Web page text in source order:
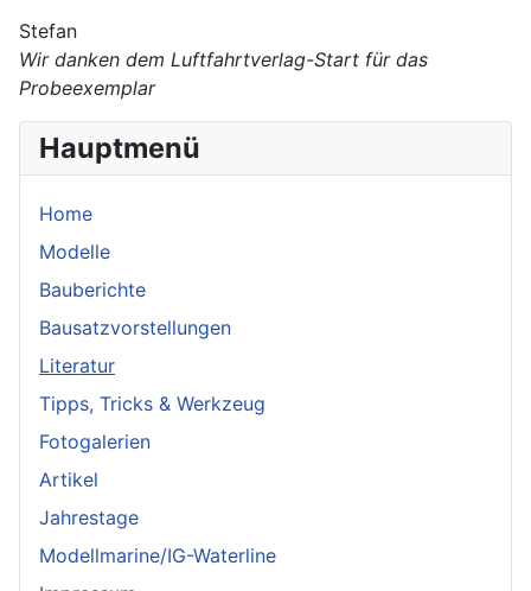
Hauptmenü
Home
Modelle
Bauberichte
Bausatzvorstellungen
Literatur
Tipps, Tricks & Werkzeug
Fotogalerien
Artikel
Jahrestage
Modellmarine/IG-Waterline
Stefan
Wir danken dem Luftfahrtverlag-Start für das
Probeexemplar